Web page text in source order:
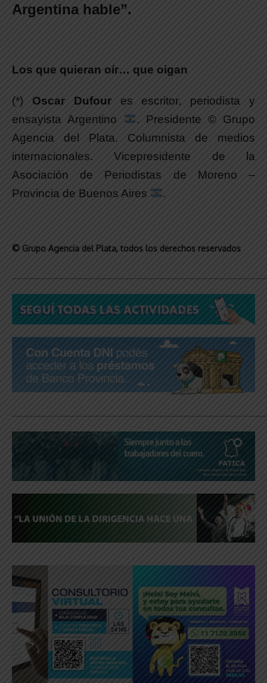
Argentina hable”.
Los que quieran oír… que oigan
(*) Oscar Dufour es escritor, periodista y
ensayista Argentino
. Presidente © Grupo
Agencia del Plata. Columnista de medios
internacionales. Vicepresidente de la
Asociación de Periodistas de Moreno –
Provincia de Buenos Aires
.
© Grupo Agencia del Plata, todos los derechos reservados
.